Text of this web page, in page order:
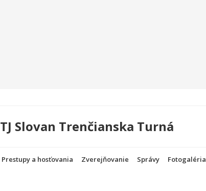
TJ Slovan Trenčianska Turná
Prestupy a hosťovania Zverejňovanie Správy Fotogaléria